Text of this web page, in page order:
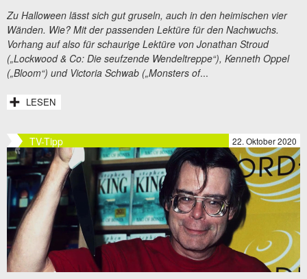
Zu Halloween lässt sich gut gruseln, auch in den heimischen vier
Wänden. Wie? Mit der passenden Lektüre für den Nachwuchs.
Vorhang auf also für schaurige Lektüre von Jonathan Stroud
(„Lockwood & Co: Die seufzende Wendeltreppe“), Kenneth Oppel
(„Bloom“) und Victoria Schwab („Monsters of...
LESEN
TV-Tipp 22. Oktober 2020